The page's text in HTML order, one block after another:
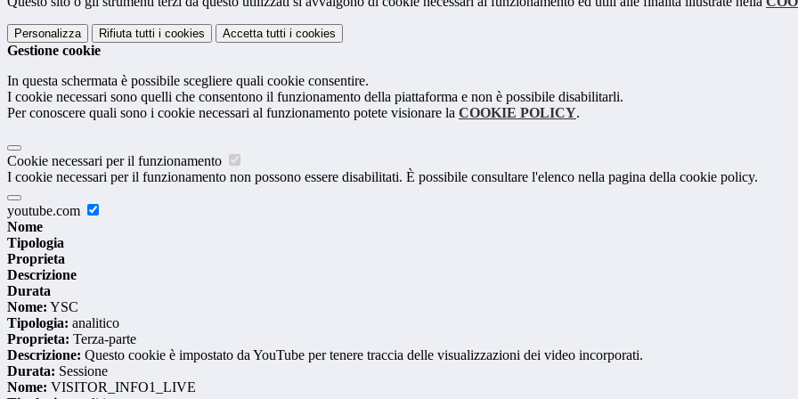
Personalizza Rifiuta tutti i cookies Accetta tutti i cookies
Gestione cookie
In questa schermata è possibile scegliere quali cookie consentire.
I cookie necessari sono quelli che consentono il funzionamento della piattaforma e non è possibile disabilitarli.
Per conoscere quali sono i cookie necessari al funzionamento potete visionare la COOKIE POLICY.
Cookie necessari per il funzionamento
I cookie necessari per il funzionamento non possono essere disabilitati. È possibile consultare l'elenco nella pagina della cookie policy.
youtube.com
Nome
Tipologia
Proprieta
Descrizione
Durata
Nome: YSC
Tipologia: analitico
Proprieta: Terza-parte
Descrizione: Questo cookie è impostato da YouTube per tenere traccia delle visualizzazioni dei video incorporati.
Durata: Sessione
Nome: VISITOR_INFO1_LIVE